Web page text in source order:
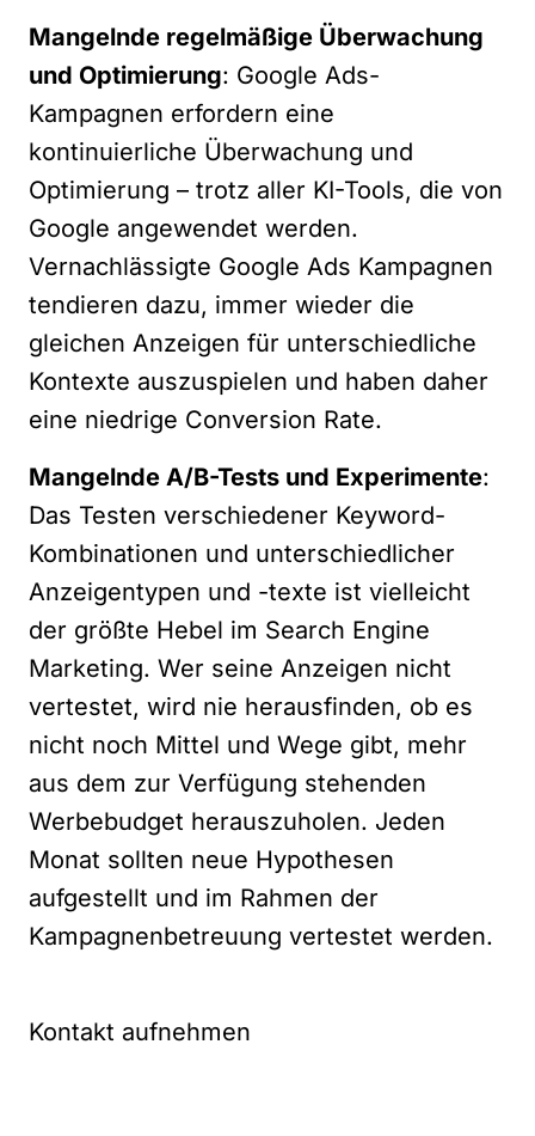
Mangelnde regelmäßige Überwachung
und Optimierung: Google Ads-
Kampagnen erfordern eine
kontinuierliche Überwachung und
Optimierung – trotz aller KI-Tools, die von
Google angewendet werden.
Vernachlässigte Google Ads Kampagnen
tendieren dazu, immer wieder die
gleichen Anzeigen für unterschiedliche
Kontexte auszuspielen und haben daher
eine niedrige Conversion Rate.
Mangelnde A/B-Tests und Experimente:
Das Testen verschiedener Keyword-
Kombinationen und unterschiedlicher
Anzeigentypen und -texte ist vielleicht
der größte Hebel im Search Engine
Marketing. Wer seine Anzeigen nicht
vertestet, wird nie herausfinden, ob es
nicht noch Mittel und Wege gibt, mehr
aus dem zur Verfügung stehenden
Werbebudget herauszuholen. Jeden
Monat sollten neue Hypothesen
aufgestellt und im Rahmen der
Kampagnenbetreuung vertestet werden.
Kontakt aufnehmen